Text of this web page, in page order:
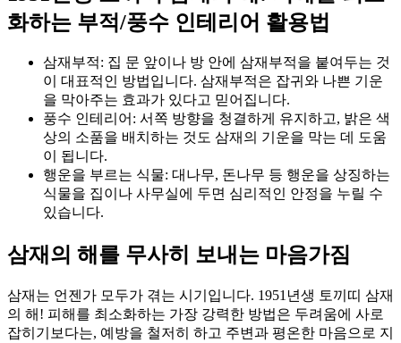
화하는 부적/풍수 인테리어 활용법
삼재부적: 집 문 앞이나 방 안에 삼재부적을 붙여두는 것
이 대표적인 방법입니다. 삼재부적은 잡귀와 나쁜 기운
을 막아주는 효과가 있다고 믿어집니다.
풍수 인테리어: 서쪽 방향을 청결하게 유지하고, 밝은 색
상의 소품을 배치하는 것도 삼재의 기운을 막는 데 도움
이 됩니다.
행운을 부르는 식물: 대나무, 돈나무 등 행운을 상징하는
식물을 집이나 사무실에 두면 심리적인 안정을 누릴 수
있습니다.
삼재의 해를 무사히 보내는 마음가짐
삼재는 언젠가 모두가 겪는 시기입니다. 1951년생 토끼띠 삼재
의 해! 피해를 최소화하는 가장 강력한 방법은 두려움에 사로
잡히기보다는, 예방을 철저히 하고 주변과 평온한 마음으로 지